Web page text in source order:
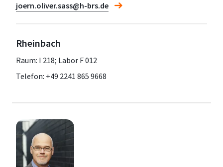
joern.oliver.sass@h-brs.de
Rheinbach
Raum: I 218; Labor F 012
Telefon: +49 2241 865 9668